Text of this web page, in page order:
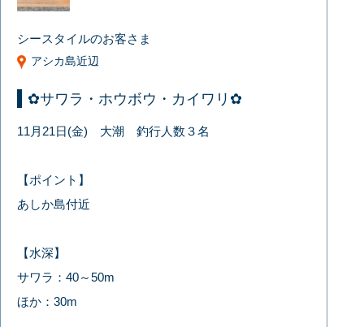
シースタイルのお客さま
アシカ島近辺
✿サワラ・ホウボウ・カイワリ✿
11月21日(金) 大潮 釣行人数３名
【ポイント】
あしか島付近
【水深】
サワラ：40～50m
ほか：30m